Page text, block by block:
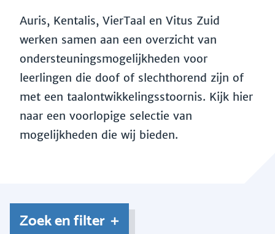
Auris, Kentalis, VierTaal en Vitus Zuid
werken samen aan een overzicht van
ondersteuningsmogelijkheden voor
leerlingen die doof of slechthorend zijn of
met een taalontwikkelingsstoornis. Kijk hier
naar een voorlopige selectie van
mogelijkheden die wij bieden.
Zoek en filter